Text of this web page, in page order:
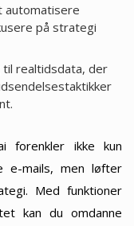
automatisere
på strategi
til realtidsdata, der
forenkler ikke kun
e-mails, men løfter
Med funktioner
kan du omdanne